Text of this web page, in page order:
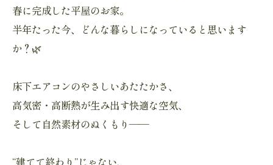
春に完成した平屋のお家。
半年たった今、どんな暮らしになっていると思います
か？🌿
床下エアコンのやさしいあたたかさ、
高気密・高断熱が生み出す快適な空気、
そして自然素材のぬくもり——
“建てて終わり”じゃない、